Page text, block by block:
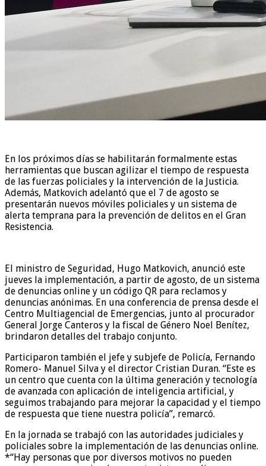
En los próximos días se habilitarán formalmente estas
herramientas que buscan agilizar el tiempo de respuesta
de las fuerzas policiales y la intervención de la Justicia.
Además, Matkovich adelantó que el 7 de agosto se
presentarán nuevos móviles policiales y un sistema de
alerta temprana para la prevención de delitos en el Gran
Resistencia.
El ministro de Seguridad, Hugo Matkovich, anunció este
jueves la implementación, a partir de agosto, de un sistema
de denuncias online y un código QR para reclamos y
denuncias anónimas. En una conferencia de prensa desde el
Centro Multiagencial de Emergencias, junto al procurador
General Jorge Canteros y la fiscal de Género Noel Benítez,
brindaron detalles del trabajo conjunto.
Participaron también el jefe y subjefe de Policía, Fernando
Romero- Manuel Silva y el director Cristian Duran. “Este es
un centro que cuenta con la última generación y tecnología
de avanzada con aplicación de inteligencia artificial, y
seguimos trabajando para mejorar la capacidad y el tiempo
de respuesta que tiene nuestra policía”, remarcó.
En la jornada se trabajó con las autoridades judiciales y
policiales sobre la implementación de las denuncias online.
*“Hay personas que por diversos motivos no pueden